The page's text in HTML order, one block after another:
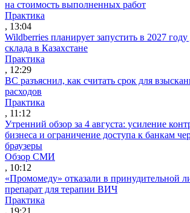
на стоимость выполненных работ
Практика
, 13:04
Wildberries планирует запустить в 2027
склада в Казахстане
Практика
, 12:29
ВС разъяснил, как считать срок для
расходов
Практика
, 11:12
Утренний обзор за 4 августа: усиление
бизнеса и ограничение доступа к банкам
браузеры
Обзор СМИ
, 10:12
«Промомеду» отказали в принудительной
препарат для терапии ВИЧ
Практика
, 19:21